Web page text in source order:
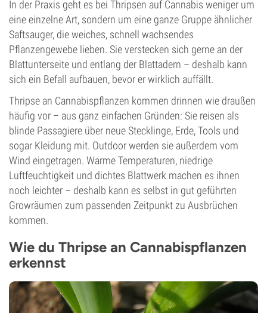
In der Praxis geht es bei Thripsen auf Cannabis weniger um
eine einzelne Art, sondern um eine ganze Gruppe ähnlicher
Saftsauger, die weiches, schnell wachsendes
Pflanzengewebe lieben. Sie verstecken sich gerne an der
Blattunterseite und entlang der Blattadern – deshalb kann
sich ein Befall aufbauen, bevor er wirklich auffällt.
Thripse an Cannabispflanzen kommen drinnen wie draußen
häufig vor – aus ganz einfachen Gründen: Sie reisen als
blinde Passagiere über neue Stecklinge, Erde, Tools und
sogar Kleidung mit. Outdoor werden sie außerdem vom
Wind eingetragen. Warme Temperaturen, niedrige
Luftfeuchtigkeit und dichtes Blattwerk machen es ihnen
noch leichter – deshalb kann es selbst in gut geführten
Growräumen zum passenden Zeitpunkt zu Ausbrüchen
kommen.
Wie du Thripse an Cannabispflanzen
erkennst